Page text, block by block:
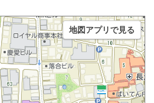
地図アプリで見る